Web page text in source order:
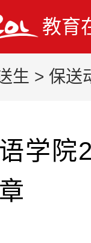
教育
生 > 保送
学院